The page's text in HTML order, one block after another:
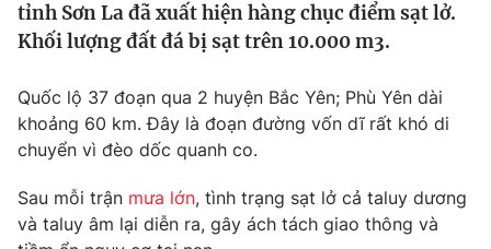
Thế giới
Thế giới đó đây
Câu chuyện quốc tế
Kinh tế
Tài chính
Góc doanh nghiệp
Dữ liệu và đời sống
Truyền hình
tỉnh Sơn La đã xuất hiện hàng chục điểm sạt lở.
Khối lượng đất đá bị sạt trên 10.000 m3.
Quốc lộ 37 đoạn qua 2 huyện Bắc Yên; Phù Yên dài
khoảng 60 km. Đây là đoạn đường vốn dĩ rất khó di
chuyển vì đèo dốc quanh co.
Sau mỗi trận mưa lớn, tình trạng sạt lở cả taluy dương
và taluy âm lại diễn ra, gây ách tách giao thông và